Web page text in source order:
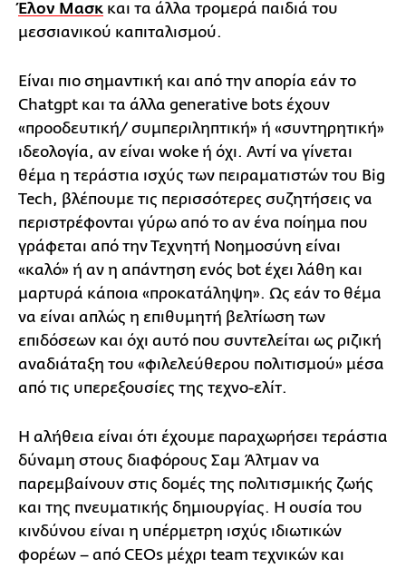
Έλον Μασκ και τα άλλα τρομερά παιδιά του
μεσσιανικού καπιταλισμού.
Είναι πιο σημαντική και από την απορία εάν το
Chatgpt και τα άλλα generative bots έχουν
«προοδευτική/ συμπεριληπτική» ή «συντηρητική»
ιδεολογία, αν είναι woke ή όχι. Αντί να γίνεται
θέμα η τεράστια ισχύς των πειραματιστών του Big
Tech, βλέπουμε τις περισσότερες συζητήσεις να
περιστρέφονται γύρω από το αν ένα ποίημα που
γράφεται από την Τεχνητή Νοημοσύνη είναι
«καλό» ή αν η απάντηση ενός bot έχει λάθη και
μαρτυρά κάποια «προκατάληψη». Ως εάν το θέμα
να είναι απλώς η επιθυμητή βελτίωση των
επιδόσεων και όχι αυτό που συντελείται ως ριζική
αναδιάταξη του «φιλελεύθερου πολιτισμού» μέσα
από τις υπερεξουσίες της τεχνο-ελίτ.
Η αλήθεια είναι ότι έχουμε παραχωρήσει τεράστια
δύναμη στους διαφόρους Σαμ Άλτμαν να
παρεμβαίνουν στις δομές της πολιτισμικής ζωής
και της πνευματικής δημιουργίας. Η ουσία του
κινδύνου είναι η υπέρμετρη ισχύς ιδιωτικών
φορέων – από CEOs μέχρι team τεχνικών και